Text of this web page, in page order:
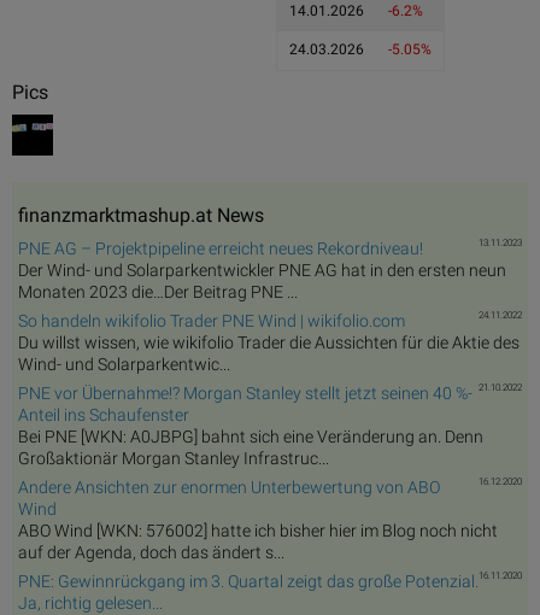
14.01.2026 -6.2%
24.03.2026 -5.05%
Pics
finanzmarktmashup.at News
13.11.2023
PNE AG – Projektpipeline erreicht neues Rekordniveau!
Der Wind- und Solarparkentwickler PNE AG hat in den ersten neun
Monaten 2023 die…Der Beitrag PNE ...
24.11.2022
So handeln wikifolio Trader PNE Wind | wikifolio.com
Du willst wissen, wie wikifolio Trader die Aussichten für die Aktie des
Wind- und Solarparkentwic...
21.10.2022
PNE vor Übernahme!? Morgan Stanley stellt jetzt seinen 40 %-
Anteil ins Schaufenster
Bei PNE [WKN: A0JBPG] bahnt sich eine Veränderung an. Denn
Großaktionär Morgan Stanley Infrastruc...
16.12.2020
Andere Ansichten zur enormen Unterbewertung von ABO
Wind
ABO Wind [WKN: 576002] hatte ich bisher hier im Blog noch nicht
auf der Agenda, doch das ändert s...
16.11.2020
PNE: Gewinnrückgang im 3. Quartal zeigt das große Potenzial.
Ja, richtig gelesen...